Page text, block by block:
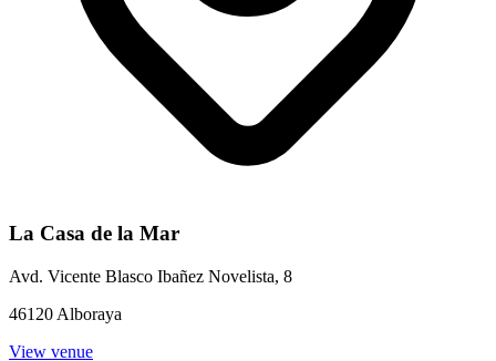
La Casa de la Mar
Avd. Vicente Blasco Ibañez Novelista, 8
46120 Alboraya
View venue